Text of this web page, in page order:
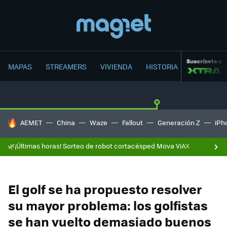
MAPAS STREAMERS VIVIENDA HISTORIA Suscríbete a
HOY SE HABLA DE
AEMET China Waze Fallout Generación Z
🌿¡Últimas horas! Sorteo de robot cortacésped Mova ViAX
El golf se ha propuesto resolver
su mayor problema: los golfistas
se han vuelto demasiado buenos